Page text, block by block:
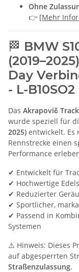
Ohne
👉 [Mehr
🏁 BMW
Day
- L-B10SO2
Das Akrapovič
wurde speziell für
2025) entwickelt. Es
Rennstrecke einen
Performance
✔ Entwickelt für
✔ Hochwertige
✔ Reduzierter
✔ Sportlicher,
✔ Passend in
Systemen
⚠️ Hinweis: Dieses
auf abgesperrten
Straßenzulassung.